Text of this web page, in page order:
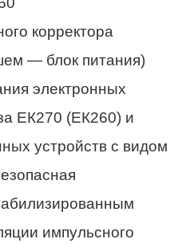
корректора
— блок питания)
электронных
ЕК270 (ЕК260) и
устройств с видом
импульсного